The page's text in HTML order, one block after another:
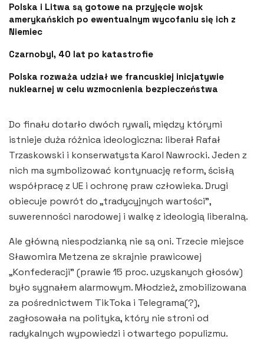
Polska i Litwa są gotowe na przyjęcie wojsk
amerykańskich po ewentualnym wycofaniu się ich z
Niemiec
Czarnobyl, 40 lat po katastrofie
Polska rozważa udział we francuskiej inicjatywie
nuklearnej w celu wzmocnienia bezpieczeństwa
Do finału dotarło dwóch rywali, między którymi
istnieje duża różnica ideologiczna: liberał Rafał
Trzaskowski i konserwatysta Karol Nawrocki. Jeden z
nich ma symbolizować kontynuację reform, ścisłą
współpracę z UE i ochronę praw człowieka. Drugi
obiecuje powrót do „tradycyjnych wartości”,
suwerenności narodowej i walkę z ideologią liberalną.
Ale główną niespodzianką nie są oni. Trzecie miejsce
Sławomira Metzena ze skrajnie prawicowej
„Konfederacji” (prawie 15 proc. uzyskanych głosów)
było sygnałem alarmowym. Młodzież, zmobilizowana
za pośrednictwem TikToka i Telegrama(?),
zagłosowała na polityka, który nie stroni od
radykalnych wypowiedzi i otwartego populizmu.